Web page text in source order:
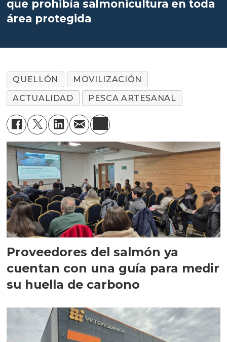
que prohibía salmonicultura en toda
área protegida
QUELLÓN
MOVILIZACIÓN
ACTUALIDAD
PESCA ARTESANAL
Proveedores del salmón ya
cuentan con una guía para medir
su huella de carbono